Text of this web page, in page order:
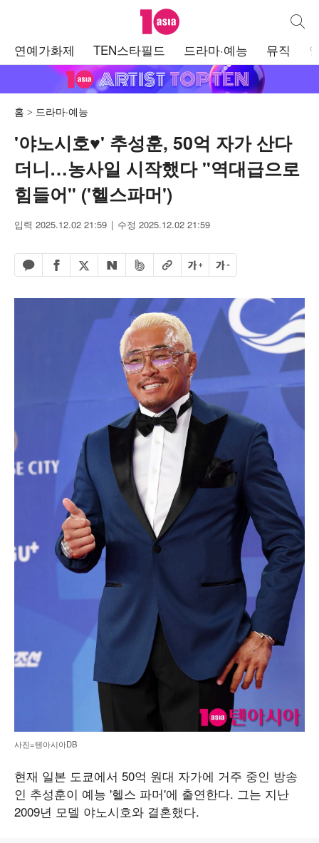
텐아시아 통합
연예가화제 TEN스타필드 드라마·예능 뮤직
홈 드라마·예능
'야노시호♥' 추성훈, 50억 자가 산다
더니…농사일 시작했다 "역대급으로
힘들어" ('헬스파머')
입력 2025.12.02 21:59 수정 2025.12.02 21:59
카카오톡 공유하기
페이스북 공유하기
엑스 공유하기
네이버 공유하기
밴드 공유하기
URL복사글자 크게글자 작게
사진=텐아시아DB
현재 일본 도쿄에서 50억 원대 자가에 거주 중인 방송
인 추성훈이 예능 '헬스 파머'에 출연한다. 그는 지난
2009년 모델 야노시호와 결혼했다.